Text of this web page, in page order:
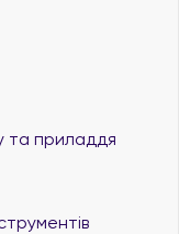
та приладдя